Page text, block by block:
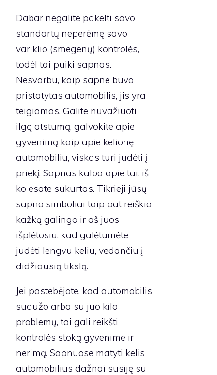
Dabar negalite pakelti savo
standartų neperėmę savo
variklio (smegenų) kontrolės,
todėl tai puiki sapnas.
Nesvarbu, kaip sapne buvo
pristatytas automobilis, jis yra
teigiamas. Galite nuvažiuoti
ilgą atstumą, galvokite apie
gyvenimą kaip apie kelionę
automobiliu, viskas turi judėti į
priekį. Sapnas kalba apie tai, iš
ko esate sukurtas. Tikrieji jūsų
sapno simboliai taip pat reiškia
kažką galingo ir aš juos
išplėtosiu, kad galėtumėte
judėti lengvu keliu, vedančiu į
didžiausią tikslą.
Jei pastebėjote, kad automobilis
sudužo arba su juo kilo
problemų, tai gali reikšti
kontrolės stoką gyvenime ir
nerimą. Sapnuose matyti kelis
automobilius dažnai susiję su